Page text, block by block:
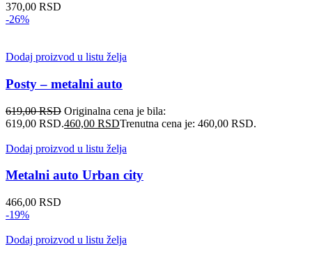
370,00 RSD
-26%
Dodaj proizvod u listu želja
Posty – metalni auto
619,00RSD Originalna cena je bila:
619,00 RSD.460,00 RSDTrenutna cena je: 460,00 RSD.
Dodaj proizvod u listu želja
Metalni auto Urban city
466,00 RSD
-19%
Dodaj proizvod u listu želja